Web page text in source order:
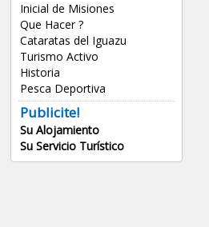
Inicial de Misiones
Que Hacer ?
Cataratas del Iguazu
Turismo Activo
Historia
Pesca Deportiva
Publicite!
Su Alojamiento
Su Servicio Turístico